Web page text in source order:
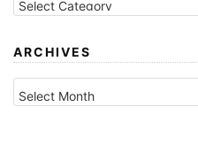
ARCHIVES
Archives